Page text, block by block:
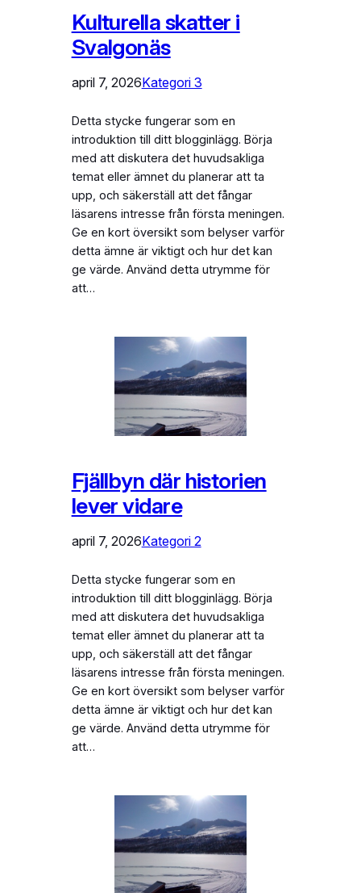
Kulturella skatter i
Svalgonäs
april 7, 2026Kategori 3
Detta stycke fungerar som en
introduktion till ditt blogginlägg. Börja
med att diskutera det huvudsakliga
temat eller ämnet du planerar att ta
upp, och säkerställ att det fångar
läsarens intresse från första meningen.
Ge en kort översikt som belyser varför
detta ämne är viktigt och hur det kan
ge värde. Använd detta utrymme för
att…
Fjällbyn där historien
lever vidare
april 7, 2026Kategori 2
Detta stycke fungerar som en
introduktion till ditt blogginlägg. Börja
med att diskutera det huvudsakliga
temat eller ämnet du planerar att ta
upp, och säkerställ att det fångar
läsarens intresse från första meningen.
Ge en kort översikt som belyser varför
detta ämne är viktigt och hur det kan
ge värde. Använd detta utrymme för
att…